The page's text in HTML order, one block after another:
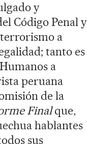
y
Código Penal y
a
tanto es
a
peruana
de la
Finalque,
hablantes
sus